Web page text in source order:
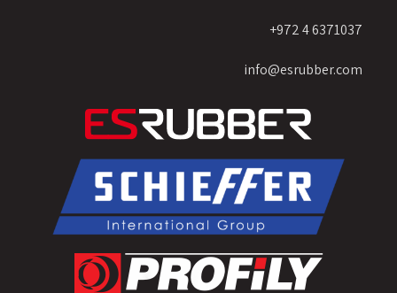
6371037 4 972+
info@esrubber.com